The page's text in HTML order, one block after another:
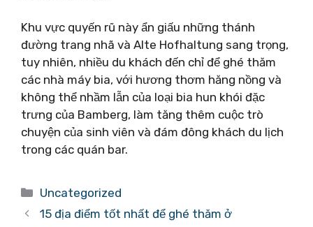
Khu vực quyến rũ này ẩn giấu những thánh
đường trang nhã và Alte Hofhaltung sang trọng,
tuy nhiên, nhiều du khách đến chỉ để ghé thăm
các nhà máy bia, với hương thơm hăng nồng và
không thể nhầm lẫn của loại bia hun khói đặc
trưng của Bamberg, làm tăng thêm cuộc trò
chuyện của sinh viên và đám đông khách du lịch
trong các quán bar.
Danh
mục
Uncategorized
15 địa điểm tốt nhất để ghé thăm ở